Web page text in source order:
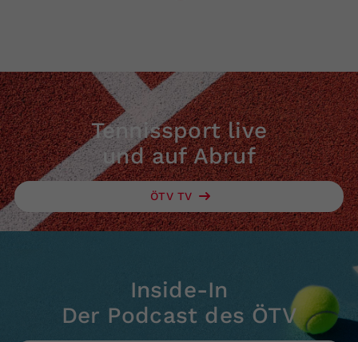
Tennissport live
und auf Abruf
ÖTV TV
Inside-In
Der Podcast des ÖTV